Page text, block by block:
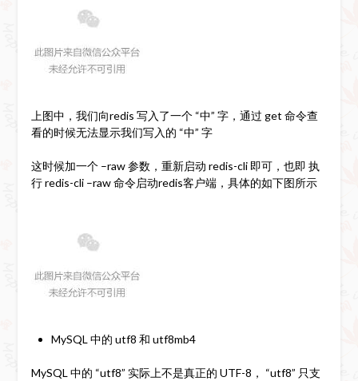
上图中，我们向redis 写入了一个 “中” 字，通过 get 命令查
看的时候无法显示我们写入的 “中” 字
这时候加一个 –raw 参数，重新启动 redis-cli 即可，也即 执
行 redis-cli –raw 命令启动redis客户端，具体的如下图所示
MySQL 中的 utf8 和 utf8mb4
MySQL 中的 “utf8” 实际上不是真正的 UTF-8， “utf8” 只支